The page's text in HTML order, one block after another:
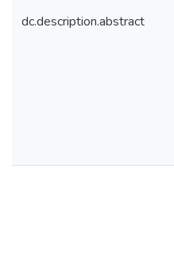
dc.description.abstract